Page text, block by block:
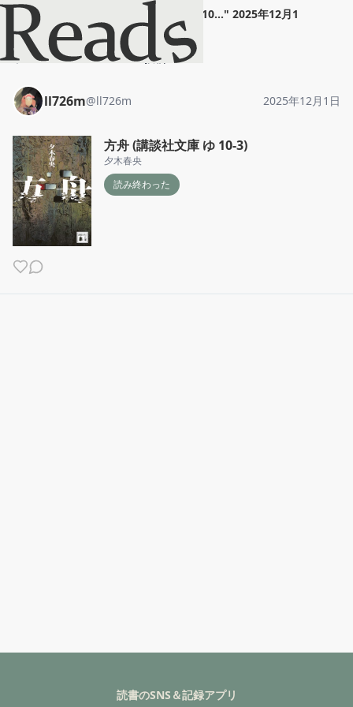
方舟 (講談社文庫 ゆ 10..." 2025年12月1
日
ホーム
ll726m 投稿
ll726m@ll726m 2025年12月1日
方舟 (講談社文庫 ゆ 10-3)
夕木春央
読み終わった
読書のSNS＆記録アプリ